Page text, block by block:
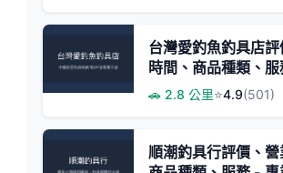
台灣愛釣魚釣具店
時間、商品種類、
值路亞釣具專賣
🚗 2.8 公里⭐4.9(501)
順潮釣具行評價、營